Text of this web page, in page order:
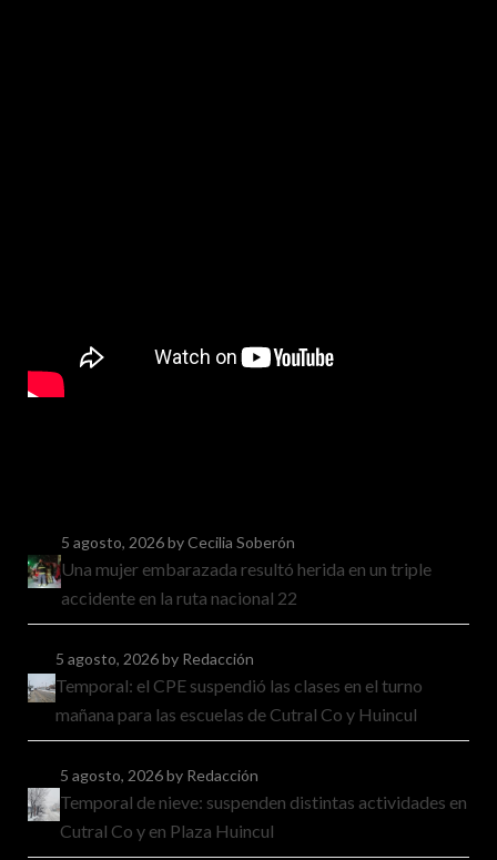
5 agosto, 2026by Cecilia Soberón
Una mujer embarazada resultó herida en un triple
accidente en la ruta nacional 22
5 agosto, 2026by Redacción
Temporal: el CPE suspendió las clases en el turno
mañana para las escuelas de Cutral Co y Huincul
5 agosto, 2026by Redacción
Temporal de nieve: suspenden distintas actividades en
Cutral Co y en Plaza Huincul